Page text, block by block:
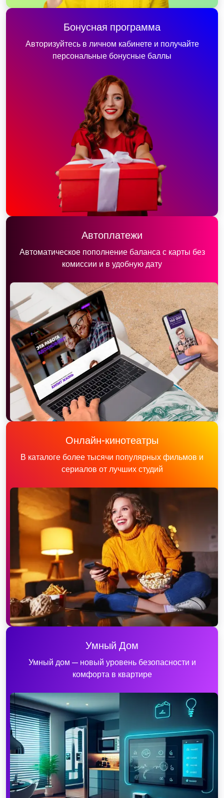
Бонусная программа
Авторизуйтесь в личном кабинете и получайте
персональные бонусные баллы
Автоплатежи
Автоматическое пополнение баланса с карты без
комиссии и в удобную дату
Онлайн-кинотеатры
В каталоге более тысячи популярных фильмов и
сериалов от лучших студий
Умный Дом
Умный дом — новый уровень безопасности и
комфорта в квартире